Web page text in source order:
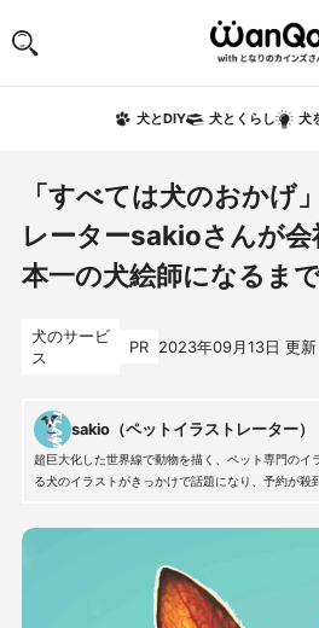
犬とDIY 犬とくらし 犬
「すべては犬のおかげ
レーターsakioさんが会
本一の犬絵師になるま
犬のサービ
ス
PR 2023年09月13日 更
sakio（ペットイラストレーター）
超巨大化した世界線で動物を描く、ペット専門の
る犬のイラストがきっかけで話題になり、予約が殺